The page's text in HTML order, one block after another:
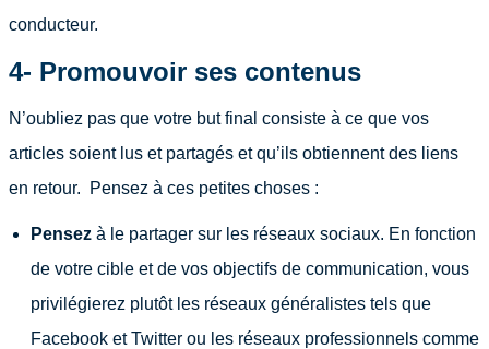
conducteur.
4- Promouvoir ses contenus
N’oubliez pas que votre but final consiste à ce que vos
articles soient lus et partagés et qu’ils obtiennent des liens
en retour. Pensez à ces petites choses :
Pensez à le partager sur les réseaux sociaux. En fonction
de votre cible et de vos objectifs de communication, vous
privilégierez plutôt les réseaux généralistes tels que
Facebook et Twitter ou les réseaux professionnels comme